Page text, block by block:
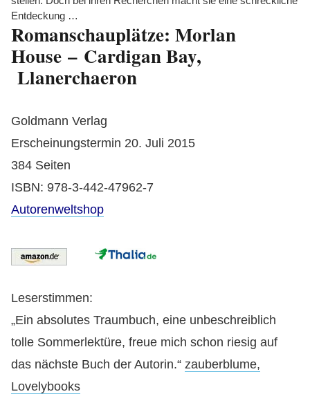
Entdeckung …
Romanschauplätze: Morlan
House – Cardigan Bay,
Llanerchaeron
Goldmann Verlag
Erscheinungstermin 20. Juli 2015
384 Seiten
ISBN: 978-3-442-47962-7
Autorenweltshop
Leserstimmen:
„Ein absolutes Traumbuch, eine unbeschreiblich
tolle Sommerlektüre, freue mich schon riesig auf
das nächste Buch der Autorin.“ zauberblume,
Lovelybooks